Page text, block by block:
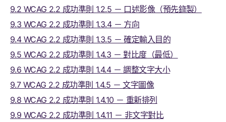
9.2 WCAG 2.2 成功準則 1.2.5 － 口述影像（預先錄製）
9.3 WCAG 2.2 成功準則 1.3.4 － 方向
9.4 WCAG 2.2 成功準則 1.3.5 － 確定輸入目的
9.5 WCAG 2.2 成功準則 1.4.3 － 對比度（最低）
9.6 WCAG 2.2 成功準則 1.4.4 － 調整文字大小
9.7 WCAG 2.2 成功準則 1.4.5 － 文字圖像
9.8 WCAG 2.2 成功準則 1.4.10 － 重新排列
9.9 WCAG 2.2 成功準則 1.4.11 － 非文字對比